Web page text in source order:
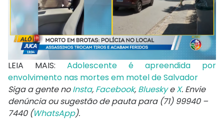
LEIA MAIS: Adolescente é apreendida por
envolvimento nas mortes em motel de Salvador
Siga a gente noInsta, Facebook, BlueskyeX. Envie
denúncia ou sugestão de pauta para (71) 99940 –
7440 (WhatsApp).